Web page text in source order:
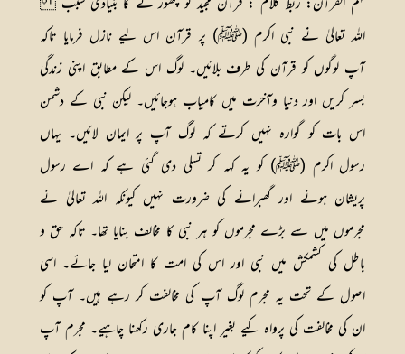
اللہ تعالیٰ نے نبی اکرم (ﷺ) پر قرآن اس لیے نازل فرمایا تاکہ
آپ لوگوں کو قرآن کی طرف بلائیں۔ لوگ اس کے مطابق اپنی زندگی
بسر کریں اور دنیا وآخرت میں کامیاب ہوجائیں۔ لیکن نبی کے دشمن
اس بات کو گوارہ نہیں کرتے کہ لوگ آپ پر ایمان لائیں۔ یہاں
رسول اکرم (ﷺ) کو یہ کہہ کر تسلی دی گئی ہے کہ اے رسول
پریشان ہونے اور گھبرانے کی ضرورت نہیں کیونکہ اللہ تعالیٰ نے
مجرموں میں سے بڑے مجرموں کو ہر نبی کا مخالف بنایا تھا۔ تاکہ حق و
باطل کی کشمکش میں نبی اور اس کی امت کا امتحان لیا جائے۔ اسی
اصول کے تحت یہ مجرم لوگ آپ کی مخالفت کر رہے ہیں۔ آپ کو
ان کی مخالفت کی پرواہ کیے بغیر اپنا کام جاری رکھنا چاہیے۔ مجرم آپ